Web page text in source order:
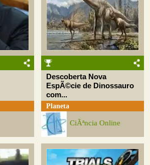
Descoberta Nova
EspÃ©cie de Dinossauro
com...
Planeta
CiÃªncia Online